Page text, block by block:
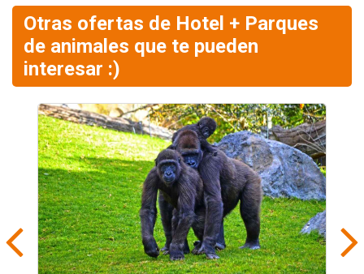
Otras ofertas de Hotel + Parques
de animales que te pueden
interesar :)